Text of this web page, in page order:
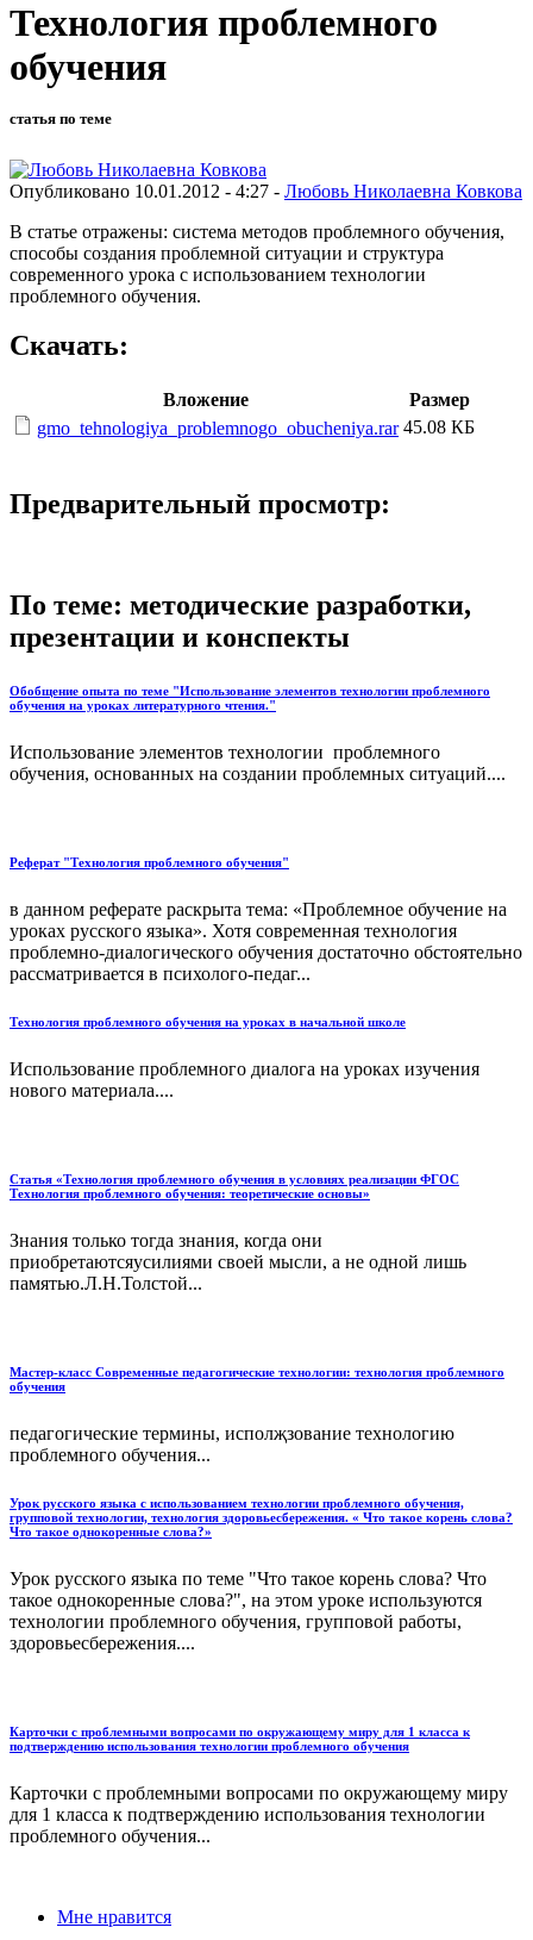
Технология проблемного
обучения
статья по теме
Опубликовано 10.01.2012 - 4:27 - Любовь Николаевна Ковкова
В статье отражены: система методов проблемного обучения,
способы создания проблемной ситуации и структура
современного урока с использованием технологии
проблемного обучения.
Скачать:
Вложение
Размер
gmo_tehnologiya_problemnogo_obucheniya.rar 45.08 КБ
Предварительный просмотр:
По теме: методические разработки,
презентации и конспекты
Обобщение опыта по теме "Использование элементов технологии проблемного
обучения на уроках литературного чтения."
Использование элементов технологии проблемного
обучения, основанных на создании проблемных ситуаций....
Реферат "Технология проблемного обучения"
в данном реферате раскрыта тема: «Проблемное обучение на
уроках русского языка». Хотя современная технология
проблемно-диалогического обучения достаточно обстоятельно
рассматривается в психолого-педаг...
Технология проблемного обучения на уроках в начальной школе
Использование проблемного диалога на уроках изучения
нового материала....
Статья «Технология проблемного обучения в условиях реализации ФГОС
Технология проблемного обучения: теоретические основы»
Знания только тогда знания, когда они
приобретаютсяусилиями своей мысли, а не одной лишь
памятью.Л.Н.Толстой...
Мастер-класс Современные педагогические технологии: технология проблемного
обучения
педагогические термины, исполҗзование технологию
проблемного обучения...
Урок русского языка с использованием технологии проблемного обучения,
групповой технологии, технология здоровьесбережения. « Что такое корень слова?
Что такое однокоренные слова?»
Урок русского языка по теме "Что такое корень слова? Что
такое однокоренные слова?", на этом уроке используются
технологии проблемного обучения, групповой работы,
здоровьесбережения....
Карточки с проблемными вопросами по окружающему миру для 1 класса к
подтверждению использования технологии проблемного обучения
Карточки с проблемными вопросами по окружающему миру
для 1 класса к подтверждению использования технологии
проблемного обучения...
Мне нравится